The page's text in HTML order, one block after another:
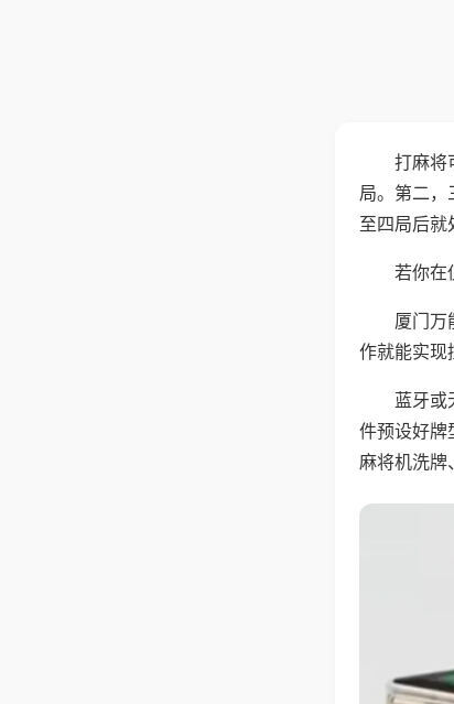
打麻将
局。第二，
至四局后就
若你在
厦门万
作就能实现
蓝牙或
件预设好牌
麻将机洗牌